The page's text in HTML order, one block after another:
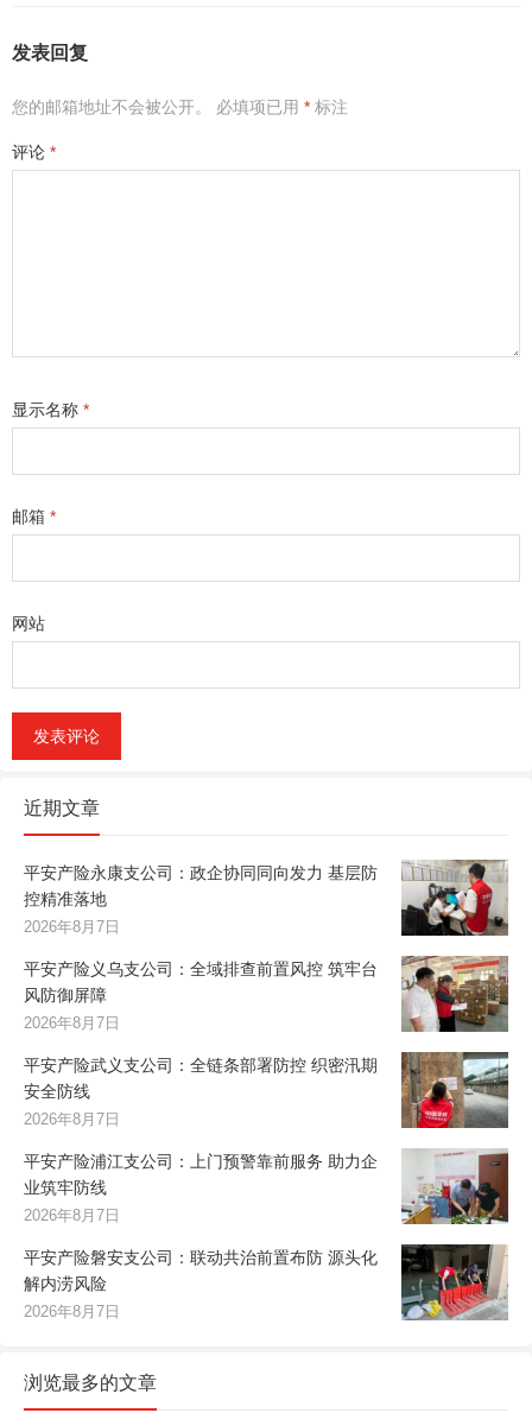
发表回复
您的邮箱地址不会被公开。 必填项已用 * 标注
评论 *
显示名称 *
邮箱 *
网站
近期文章
平安产险永康支公司：政企协同同向发力 基层防
控精准落地
2026年8月7日
平安产险义乌支公司：全域排查前置风控 筑牢台
风防御屏障
2026年8月7日
平安产险武义支公司：全链条部署防控 织密汛期
安全防线
2026年8月7日
平安产险浦江支公司：上门预警靠前服务 助力企
业筑牢防线
2026年8月7日
平安产险磐安支公司：联动共治前置布防 源头化
解内涝风险
2026年8月7日
浏览最多的文章